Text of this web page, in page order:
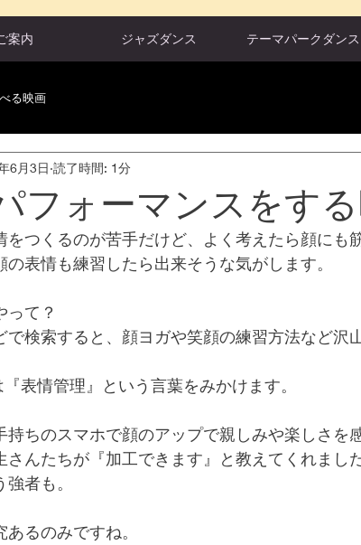
案内 ジャズダンス テーマパークダンス
る映画
フォーマンスをす
6月3日 読了時間: 1分
つくるのが苦手だけど、よく考えたら顔にも
表情も練習したら出来そうな気がします。
て？
で検索すると、顔ヨガや笑顔の練習方法など沢
表情管理』という言葉をみかけます。
ちのスマホで顔のアップで親しみや楽しさを
さんたちが『加工できます』と教えてくれまし
者も。
るのみですね。